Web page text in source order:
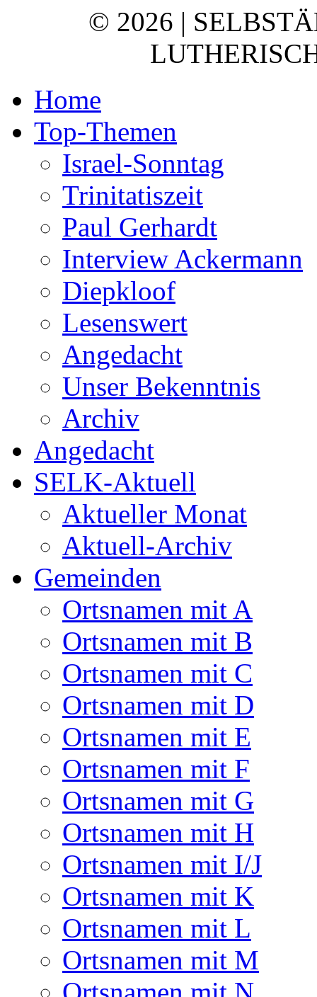
© 2026 |
Home
Top-Themen
Israel-Sonntag
Trinitatiszeit
Paul Gerhardt
Interview Ackermann
Diepkloof
Lesenswert
Angedacht
Unser Bekenntnis
Archiv
Angedacht
SELK-Aktuell
Aktueller Monat
Aktuell-Archiv
Gemeinden
Ortsnamen mit A
Ortsnamen mit B
Ortsnamen mit C
Ortsnamen mit D
Ortsnamen mit E
Ortsnamen mit F
Ortsnamen mit G
Ortsnamen mit H
Ortsnamen mit I/J
Ortsnamen mit K
Ortsnamen mit L
Ortsnamen mit M